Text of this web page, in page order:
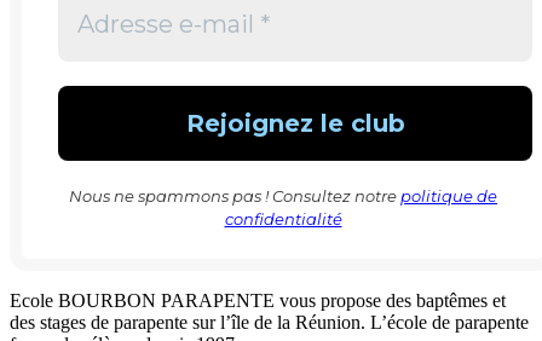
Nous ne spammons pas ! Consultez notrepolitique de
confidentialité
Ecole BOURBON PARAPENTE vous propose des baptêmes et
des stages de parapente sur l’île de la Réunion. L’école de parapente